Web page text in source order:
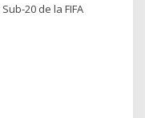
20 de la FIFA